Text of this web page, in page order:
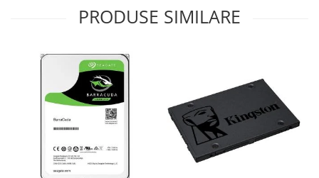
Componente Server
Retelistica & Supraveghere
Multifunctionale
Imprimante
PRODUSE SIMILARE